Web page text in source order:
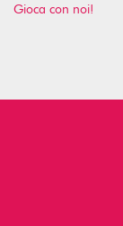
Gioca con noi!